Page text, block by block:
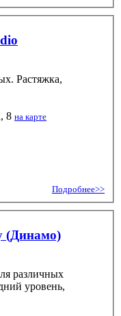
Растяжка,
8 на карте
Подробнее>>
(Динамо)
различных
уровень,